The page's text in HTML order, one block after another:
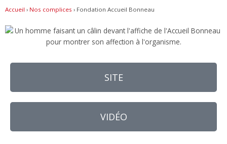
Accueil › Nos complices › Fondation Accueil Bonneau
SITE
VIDÉO